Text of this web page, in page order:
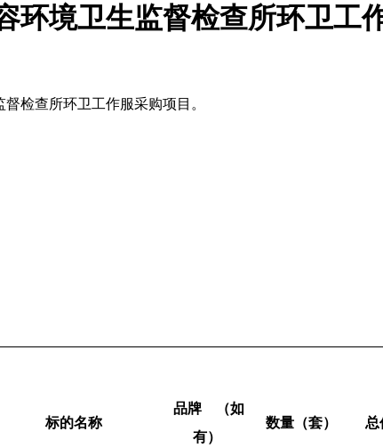
环境卫生监督检查所环卫工
检查所环卫工作服采购项目。
标的名称
品牌    （如
有）
数量（套） 总